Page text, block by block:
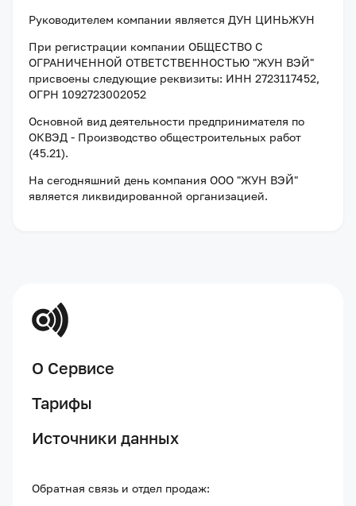
Руководителем компании является ДУН ЦИНЬЖУН
При регистрации компании ОБЩЕСТВО С
ОГРАНИЧЕННОЙ ОТВЕТСТВЕННОСТЬЮ "ЖУН ВЭЙ"
присвоены следующие реквизиты: ИНН 2723117452,
ОГРН 1092723002052
Основной вид деятельности предпринимателя по
ОКВЭД - Производство общестроительных работ
(45.21).
На сегодняшний день компания ООО "ЖУН ВЭЙ"
является ликвидированной организацией.
О Сервисе
Тарифы
Источники данных
Обратная связь и отдел продаж: